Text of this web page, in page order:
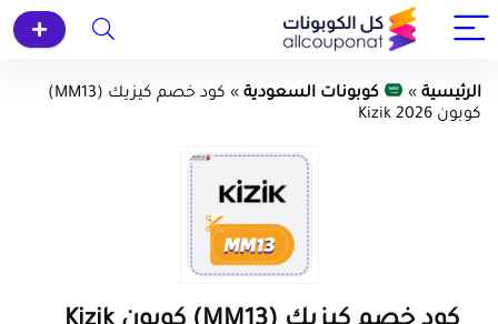
الرئيسية » كوبونات السعودية »
كود خصم كيزيك (MM13)
كوبون Kizik 2026